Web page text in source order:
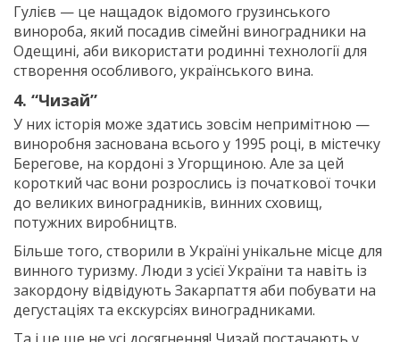
Гулієв — це нащадок відомого грузинського
винороба, який посадив сімейні виноградники на
Одещині, аби використати родинні технології для
створення особливого, українського вина.
4. “Чизай”
У них історія може здатись зовсім непримітною —
виноробня заснована всього у 1995 році, в містечку
Берегове, на кордоні з Угорщиною. Але за цей
короткий час вони розрослись із початкової точки
до великих виноградників, винних сховищ,
потужних виробництв.
Більше того, створили в Україні унікальне місце для
винного туризму. Люди з усієї України та навіть із
закордону відвідують Закарпаття аби побувати на
дегустаціях та екскурсіях виноградниками.